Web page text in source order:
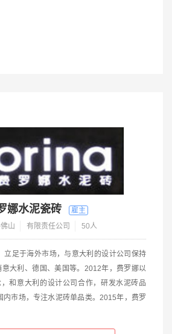
娜水泥瓷砖
山 有限责任公司 50人
立足于海外市场，与意大利的设计公司保持
大利、德国、美国等。2012年，费罗娜以
，和意大利的设计公司合作，研发水泥砖品
内市场，专注水泥砖单品类。2015年，费罗